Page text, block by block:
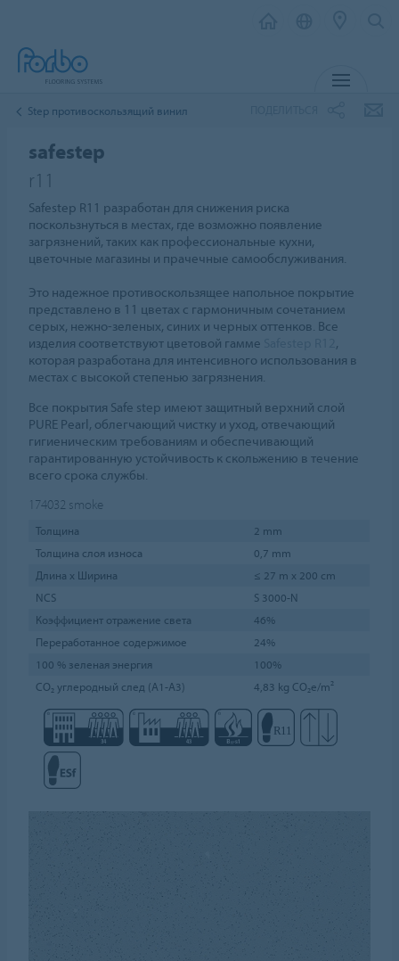
Step противоскользящий винил
safestep
r11
Safestep R11 разработан для снижения риска
поскользнуться в местах, где возможно появление
загрязнений, таких как профессиональные кухни,
цветочные магазины и прачечные самообслуживания.
Это надежное противоскользящее напольное покрытие
представлено в 11 цветах с гармоничным сочетанием
серых, нежно-зеленых, синих и черных оттенков. Все
изделия соответствуют цветовой гамме
,
которая разработана для интенсивного использования в
местах с высокой степенью загрязнения.
Все покрытия Safe step имеют защитный верхний слой
PURE Pearl, облегчающий чистку и уход, отвечающий
гигиеническим требованиям и обеспечивающий
гарантированную устойчивость к скольжению в течение
всего срока службы.
174032 smoke
Толщина
2 mm
Толщина слоя износа
0,7 mm
Длина х Ширина
≤ 27 m x 200 cm
NCS
S 3000-N
Коэффициент отражение света
46%
Переработанное содержимое
24%
100 % зеленая энергия
100%
CO₂ углеродный след (A1-A3)
4,83 kg CO₂e/m²